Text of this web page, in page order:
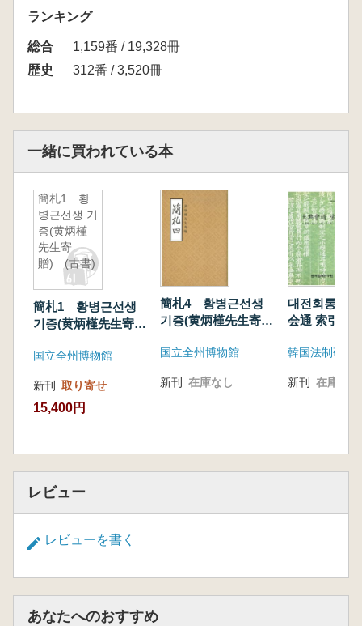
ランキング
総合
1,159番 / 19,328冊
歴史
312番 / 3,520冊
一緒に買われている本
簡札1 황
병근선생 기
증(黄炳槿
先生寄
贈) (古書)
簡札1 황병근선생
기증(黄炳槿先生寄
国立全州博物館
新刊 取り寄せ
15,400円
簡札4 황병근선생
기증(黄炳槿先生寄
国立全州博物館
新刊 在庫なし
대전회통 색
会通 索引)
首・吏・戸
韓国法制研究
新刊 在庫なし
レビュー
レビューを書く
あなたへのおすすめ